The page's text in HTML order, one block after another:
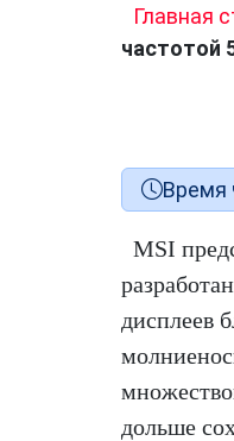
Главная
частотой
Время
MSI
дисплеев
дольше